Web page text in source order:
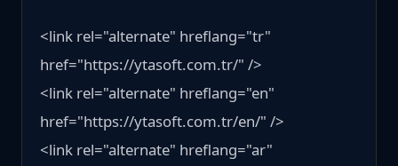
<link rel="alternate" hreflang="tr"
href="https://ytasoft.com.tr/" />
<link rel="alternate" hreflang="en"
href="https://ytasoft.com.tr/en/" />
<link rel="alternate" hreflang="ar"